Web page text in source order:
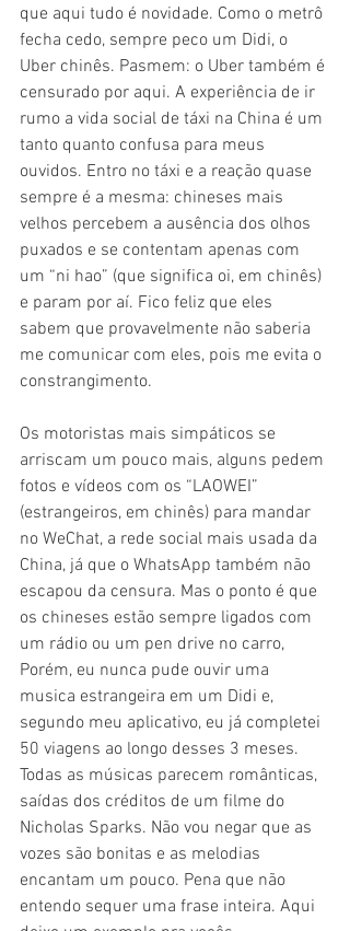
que aqui tudo é novidade. Como o metrô
fecha cedo, sempre peco um Didi, o
Uber chinês. Pasmem: o Uber também é
censurado por aqui. A experiência de ir
rumo a vida social de táxi na China é um
tanto quanto confusa para meus
ouvidos. Entro no táxi e a reação quase
sempre é a mesma: chineses mais
velhos percebem a ausência dos olhos
puxados e se contentam apenas com
um “ni hao” (que significa oi, em chinês)
e param por aí. Fico feliz que eles
sabem que provavelmente não saberia
me comunicar com eles, pois me evita o
constrangimento.
Os motoristas mais simpáticos se
arriscam um pouco mais, alguns pedem
fotos e vídeos com os “LAOWEI”
(estrangeiros, em chinês) para mandar
no WeChat, a rede social mais usada da
China, já que o WhatsApp também não
escapou da censura. Mas o ponto é que
os chineses estão sempre ligados com
um rádio ou um pen drive no carro,
Porém, eu nunca pude ouvir uma
musica estrangeira em um Didi e,
segundo meu aplicativo, eu já completei
50 viagens ao longo desses 3 meses.
Todas as músicas parecem românticas,
saídas dos créditos de um filme do
Nicholas Sparks. Não vou negar que as
vozes são bonitas e as melodias
encantam um pouco. Pena que não
entendo sequer uma frase inteira. Aqui